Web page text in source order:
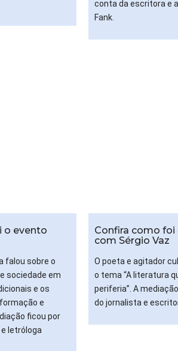
conta da escritora e
Fank.
o evento
falou sobre o
sociedade em
e os
e
ficou por
letróloga
Confira como foi
com Sérgio Vaz
O poeta e agitador
o tema “A literatura
periferia”. A
do jornalista e escritor